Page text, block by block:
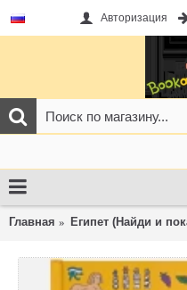
Авторизация
Главная Египет (Найди и